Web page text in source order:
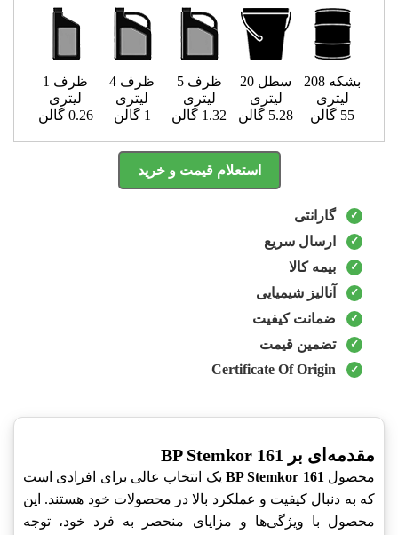
بشکه 208
لیتری
55 گالن
سطل 20
لیتری
5.28 گالن
ظرف 5
لیتری
1.32 گالن
ظرف 4
لیتری
1 گالن
ظرف 1
لیتری
0.26 گالن
استعلام قیمت و خرید
گارانتی
ارسال سریع
بیمه کالا
آنالیز شیمیایی
ضمانت کیفیت
تضمین قیمت
Certificate Of Origin
مقدمه‌ای بر BP Stemkor 161
محصول BP Stemkor 161 یک انتخاب عالی برای افرادی است
که به دنبال کیفیت و عملکرد بالا در محصولات خود هستند. این
محصول با ویژگی‌ها و مزایای منحصر به فرد خود، توجه